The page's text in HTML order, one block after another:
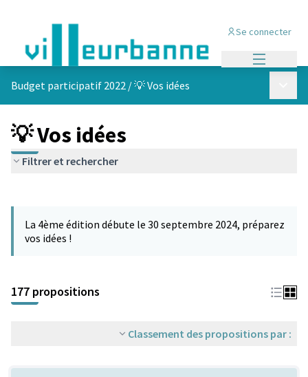
Se connecter
Budget participatif 2022 /💡 Vos idées
💡 Vos idées
Filtrer et rechercher
−
La 4ème édition débute le 30 septembre 2024, préparez
vos idées !
177 propositions
Classement des propositions par :